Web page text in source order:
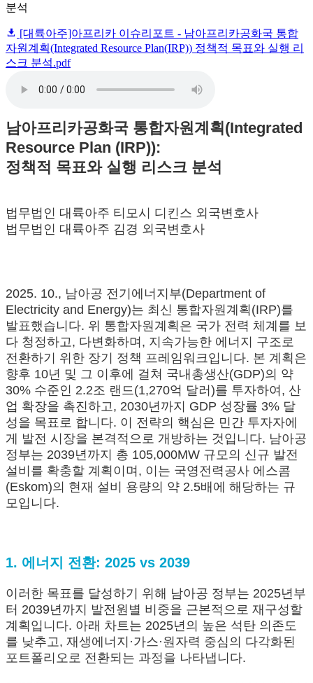
분석
[대륙아주]아프리카 이슈리포트 - 남아프리카공화국 통합
자원계획(Integrated Resource Plan(IRP)) 정책적 목표와 실행 리
스크 분석.pdf
남아프리카공화국 통합자원계획(Integrated
Resource Plan (IRP)):
정책적 목표와 실행 리스크 분석
법무법인 대륙아주 티모시 디킨스 외국변호사
법무법인 대륙아주 김경 외국변호사
2025. 10., 남아공 전기에너지부(Department of
Electricity and Energy)는 최신 통합자원계획(IRP)를
발표했습니다. 위 통합자원계획은 국가 전력 체계를 보
다 청정하고, 다변화하며, 지속가능한 에너지 구조로
전환하기 위한 장기 정책 프레임워크입니다. 본 계획은
향후 10년 및 그 이후에 걸쳐 국내총생산(GDP)의 약
30% 수준인 2.2조 랜드(1,270억 달러)를 투자하여, 산
업 확장을 촉진하고, 2030년까지 GDP 성장률 3% 달
성을 목표로 합니다. 이 전략의 핵심은 민간 투자자에
게 발전 시장을 본격적으로 개방하는 것입니다. 남아공
정부는 2039년까지 총 105,000MW 규모의 신규 발전
설비를 확충할 계획이며, 이는 국영전력공사 에스콤
(Eskom)의 현재 설비 용량의 약 2.5배에 해당하는 규
모입니다.
1. 에너지 전환: 2025 vs 2039
이러한 목표를 달성하기 위해 남아공 정부는 2025년부
터 2039년까지 발전원별 비중을 근본적으로 재구성할
계획입니다. 아래 차트는 2025년의 높은 석탄 의존도
를 낮추고, 재생에너지·가스·원자력 중심의 다각화된
포트폴리오로 전환되는 과정을 나타냅니다.